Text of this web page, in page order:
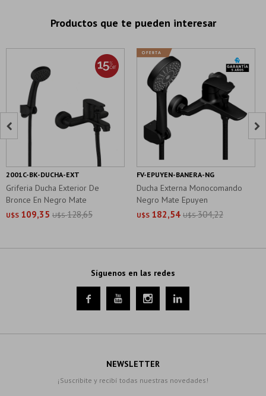
Productos que te pueden interesar
Griferia Ducha Exterior De
Bronce En Negro Mate
U$S 109,35 U$S 128,65
2001C-BK-DUCHA-EXT
Ducha Externa Monocomando
Negro Mate Epuyen
U$S 182,54 U$S 304,22
FV-EPUYEN-BANERA-NG
 
Síguenos en las redes
   
NEWSLETTER
¡Suscribite y recibí todas nuestras novedades!